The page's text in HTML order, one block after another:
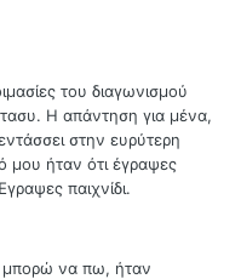
του διαγωνισμού
Η απάντηση για μένα,
στην ευρύτερη
μου ήταν ότι έγραψες
παιχνίδι.
μπορώ να πω, ήταν